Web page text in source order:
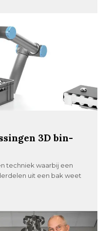
3D bin-
techniek waarbij een
uit een bak weet